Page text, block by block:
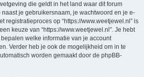
die geldt in het land waar dit forum
je gebruikersnaam, je wachtwoord en je e-
registratieproces op “https://www.weetjewel.nl” is
keuze van “https://www.weetjewel.nl”. Je hebt
welke informatie van je account
Verder heb je ook de mogelijkheid om in te
worden gemaakt door de phpBB-